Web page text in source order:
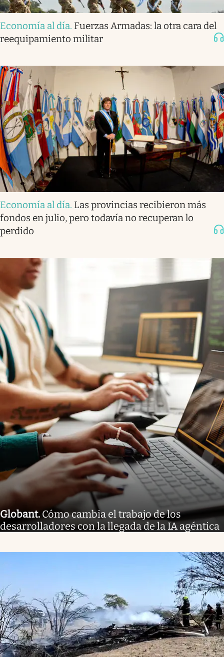
Economía al día. Fuerzas Armadas: la otra cara del
reequipamiento militar
Economía al día. Las provincias recibieron más
fondos en julio, pero todavía no recuperan lo
perdido
Globant. Cómo cambia el trabajo de los
desarrolladores con la llegada de la IA agéntica